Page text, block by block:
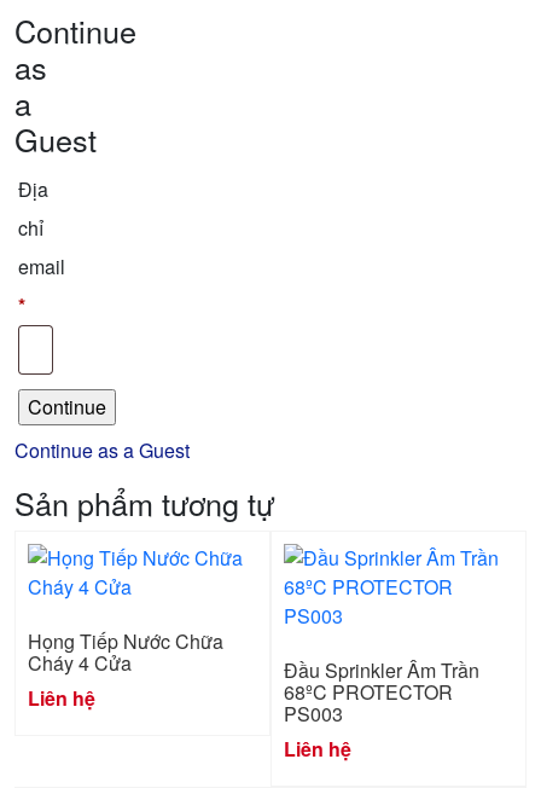
Continue
as
a
Guest
Địa
chỉ
email
*
Continue as a Guest
Sản phẩm tương tự
Họng Tiếp Nước Chữa
Cháy 4 Cửa
Liên hệ
Đầu Sprinkler Âm Trần
68ºC PROTECTOR
PS003
Liên hệ